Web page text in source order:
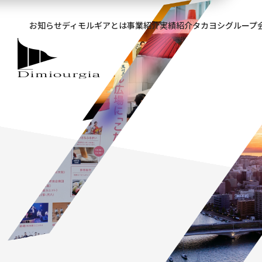
お知らせディモルギアとは事業紹介実績紹介タカヨシグループ